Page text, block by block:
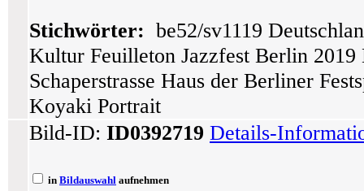
Stichwörter: be52/sv1119
Kultur Feuilleton Jazzfest Berlin
Schaperstrasse Haus der Berliner
Koyaki Portrait
Bild-ID: ID0392719 Details-
in Bildauswahl aufnehmen